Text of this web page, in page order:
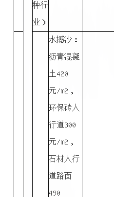
种行
业）
水撼沙：
沥青混凝
土420
元/m2，
环保砖人
行道300
元/m2，
石材人行
道路面
490